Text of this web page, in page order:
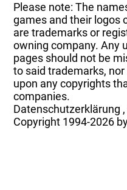
Please note: The
games and their logos
are trademarks or
owning company. Any
pages should not be
to said trademarks,
upon any copyrights
companies.
Datenschutzerklärung ,
Copyright 1994-2026